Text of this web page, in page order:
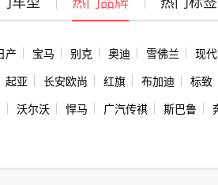
产 宝马 别克 奥迪 雪佛兰
现代
起亚 长安欧尚 红旗 布加迪
标致
沃尔沃 悍马 广汽传祺 斯巴鲁